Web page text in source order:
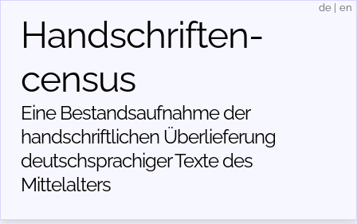
Handschriften­
census
Eine Bestandsaufnahme der
handschriftlichen Über­lieferung
deutschsprachiger Texte des
Mittelalters
de en